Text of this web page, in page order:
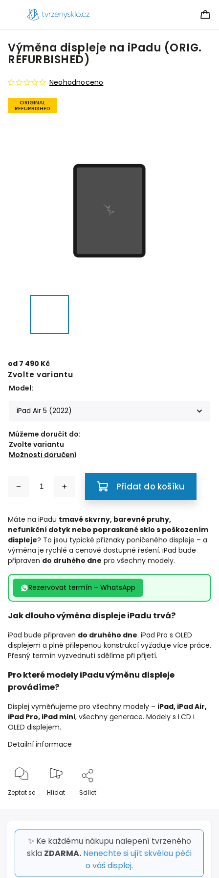
Výměna displeje na iPadu (ORIG.
REFURBISHED)
ORIGINAL
REFURBISHED
Neohodnoceno
od 7 490 Kč
Zvolte variantu
Model:
Můžeme doručit do:
Zvolte variantu
Možnosti doručení
Přidat do košíku
Máte na iPadu tmavé skvrny, barevné pruhy,
nefunkční dotyk nebo popraskané sklo s poškozením
displeje? To jsou typické příznaky poničeného displeje – a
výměna je rychlé a cenově dostupné řešení. iPad bude
připraven do druhého dne pro všechny modely.
Rezervovat termín – WhatsApp
Jak dlouho výměna displeje iPadu trvá?
iPad bude připraven do druhého dne. iPad Pro s OLED
displejem a plně přilepenou konstrukcí vyžaduje více práce.
Přesný termín vyzvednutí sdělíme při přijetí.
Pro které modely iPadu výměnu displeje
provádíme?
Displej vyměňujeme pro všechny modely – iPad, iPad Air,
iPad Pro, iPad mini, všechny generace. Modely s LCD i
OLED displejem.
Detailní informace
Zeptat se Hlídat Sdílet
✨ Ke každému nákupu nalepení tvrzeného
skla ZDARMA. Nenechte si ujít skvělou péči
o váš displej.